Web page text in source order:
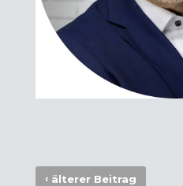
‹älterer Beitrag